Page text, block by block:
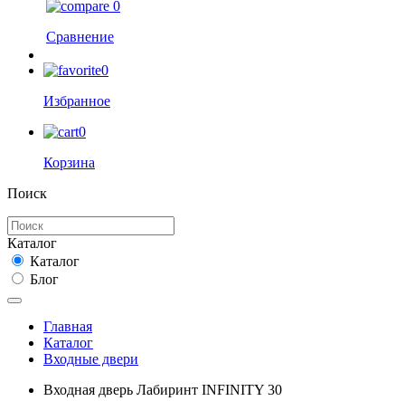
0
Сравнение
0
Избранное
0
Корзина
Поиск
Каталог
Каталог
Блог
Главная
Каталог
Входные двери
Входная дверь Лабиринт INFINITY 30